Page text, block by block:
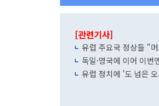
[관련기사]
유럽 주요국 정상들 "
독일·영국에 이어 이
유럽 정치에 '도 넘은